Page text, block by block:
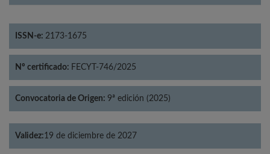
ISSN-e: 2173-1675
Nº certificado: FECYT-746/2025
Convocatoria de Origen: 9ª edición (2025)
Validez:19 de diciembre de 2027